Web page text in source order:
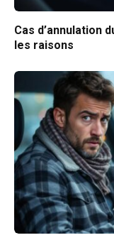
Cas d’annulation
les raisons